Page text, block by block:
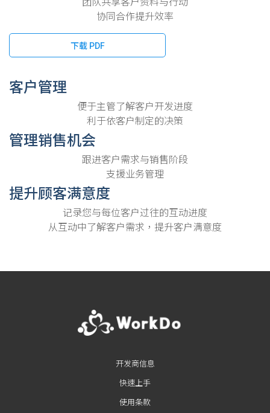
协同合作提升效率
下载 PDF
客户管理
便于主管了解客户开发进度
利于依客户制定的决策
管理销售机会
跟进客户需求与销售阶段
支援业务管理
提升顾客满意度
记录您与每位客户过往的互动进度
从互动中了解客户需求，提升客户满意度
开发商信息
快速上手
使用条款